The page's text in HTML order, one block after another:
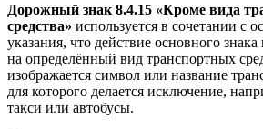
Дорожный знак 8.4.15 «Кроме вида
средства» используется в сочетании с
указания, что действие основного знака
на определённый вид транспортных
изображается символ или название
для которого делается исключение,
такси или автобусы.